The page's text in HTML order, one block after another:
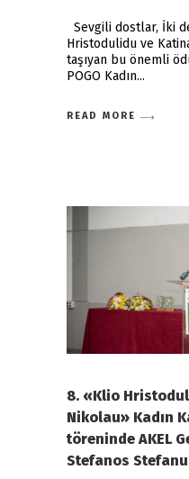
Sevgili dostlar, İki
Hristodulidu ve
taşıyan bu önemli
POGO Kadın
READ MORE
8. «Klio
Nikolau» Kadın
töreninde AKEL
Stefanos